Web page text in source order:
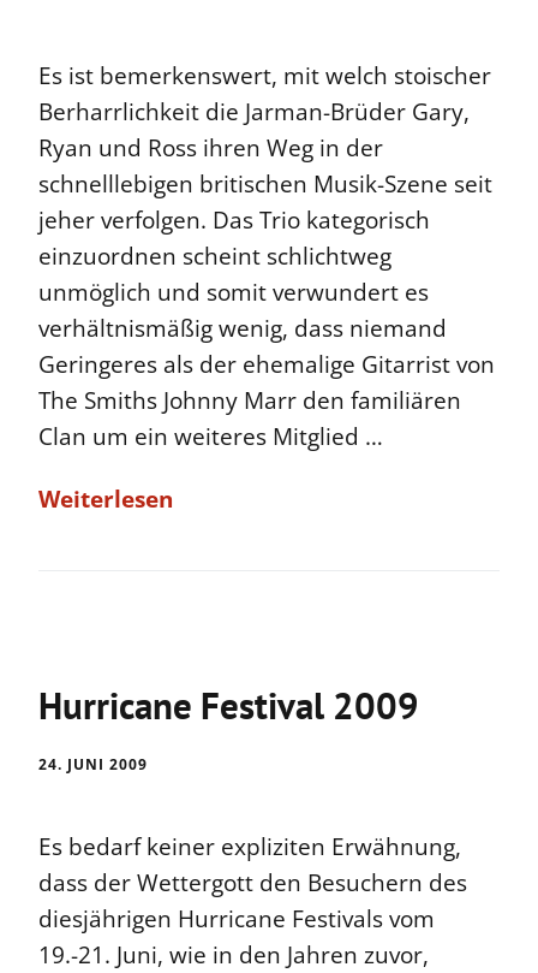
Es ist bemerkenswert, mit welch stoischer
Berharrlichkeit die Jarman-Brüder Gary,
Ryan und Ross ihren Weg in der
schnelllebigen britischen Musik-Szene seit
jeher verfolgen. Das Trio kategorisch
einzuordnen scheint schlichtweg
unmöglich und somit verwundert es
verhältnismäßig wenig, dass niemand
Geringeres als der ehemalige Gitarrist von
The Smiths Johnny Marr den familiären
Clan um ein weiteres Mitglied …
Weiterlesen
Hurricane Festival 2009
24. JUNI 2009
Es bedarf keiner expliziten Erwähnung,
dass der Wettergott den Besuchern des
diesjährigen Hurricane Festivals vom
19.-21. Juni, wie in den Jahren zuvor,